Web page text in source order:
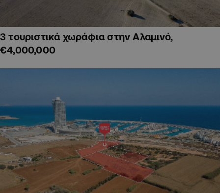
3 τουριστικά χωράφια στην Αλαμινό,
€4,000,000